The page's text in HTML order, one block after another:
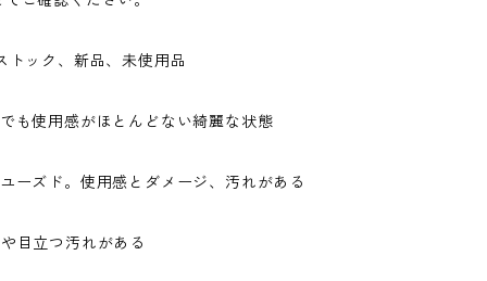
トック、新品、未使用品
も使用感がほとんどない綺麗な状態
ーズド。使用感とダメージ、汚れがある
目立つ汚れがある